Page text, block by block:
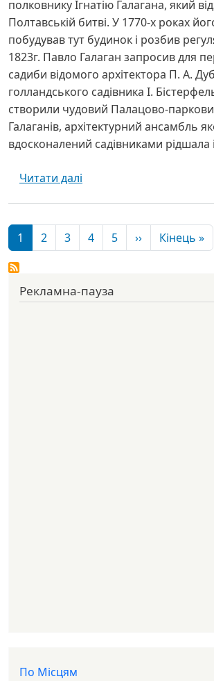
полковнику Ігнатію Галагана, який
Полтавській битві. У 1770-х роках
побудував тут будинок і розбив
1823г. Павло Галаган запросив для
садиби відомого архітектора П. А.
голландського садівника І.
створили чудовий Палацово-
Галаганів, архітектурний ансамбль
вдосконалений садівниками рідшала
Читати далі
Розбивка на сторінки
1 2 3 4 5 ››Наступна
Кінець »
Рекламна-пауза
Доп меню
По Місцям